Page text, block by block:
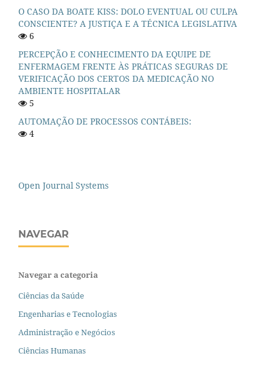
O CASO DA BOATE KISS: DOLO EVENTUAL OU CULPA
CONSCIENTE? A JUSTIÇA E A TÉCNICA LEGISLATIVA
6
PERCEPÇÃO E CONHECIMENTO DA EQUIPE DE
ENFERMAGEM FRENTE ÀS PRÁTICAS SEGURAS DE
VERIFICAÇÃO DOS CERTOS DA MEDICAÇÃO NO
AMBIENTE HOSPITALAR
5
AUTOMAÇÃO DE PROCESSOS CONTÁBEIS:
4
Open Journal Systems
NAVEGAR
Navegar a categoria
Ciências da Saúde
Engenharias e Tecnologias
Administração e Negócios
Ciências Humanas